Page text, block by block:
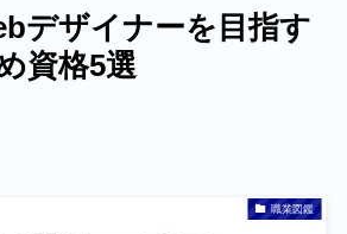
デザイナーを目指す
資格5選
職業図鑑